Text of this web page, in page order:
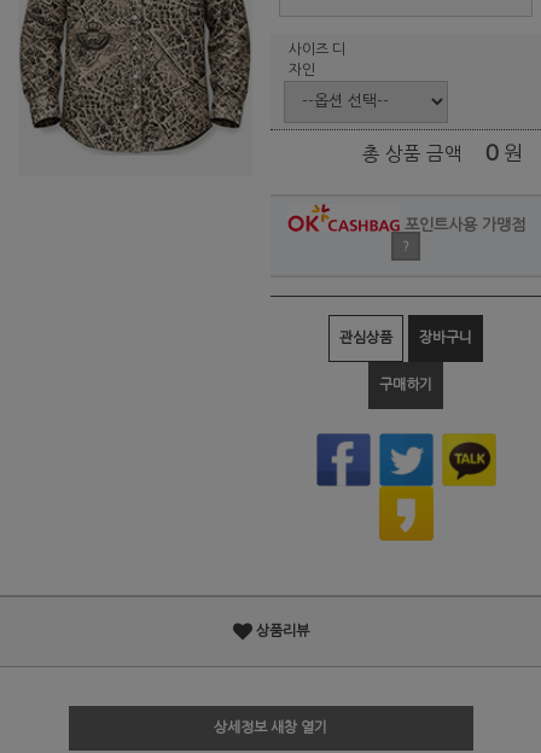
사이즈 디
자인
총 상품 금액 0 원
포인트사용 가맹점
?
관심상품 장바구니
구매하기
상품리뷰
상세정보 새창 열기